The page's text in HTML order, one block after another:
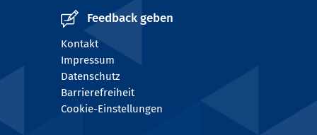
Feedback geben
Kontakt
Impressum
Datenschutz
Barrierefreiheit
Cookie-Einstellungen